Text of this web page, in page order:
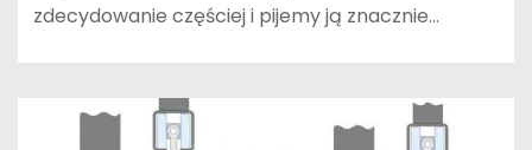
zdecydowanie częściej i pijemy ją znacznie…